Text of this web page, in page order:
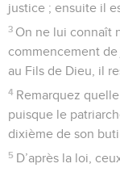
justice ; ensuite il
3 On ne lui connaît
commencement
au Fils de Dieu, il
4 Remarquez
puisque le
dixième de son
5 D’après la loi,